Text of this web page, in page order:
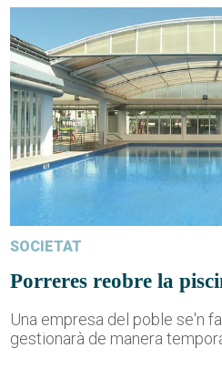
SOCIETAT
Porreres reobre la
Una empresa del poble se'n
gestionarà de manera